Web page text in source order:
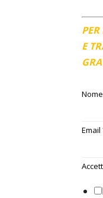
E
Nome
Email